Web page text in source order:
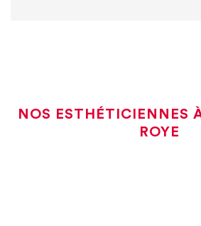
NOS ESTHÉTICIENNES
ROYE